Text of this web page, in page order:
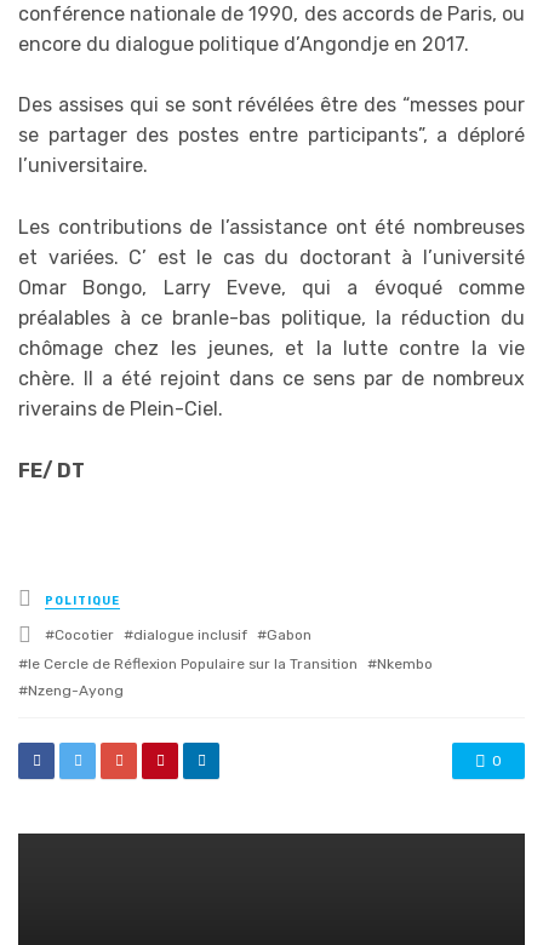
conférence nationale de 1990, des accords de Paris, ou
encore du dialogue politique d’Angondje en 2017.
Des assises qui se sont révélées être des “messes pour
se partager des postes entre participants”, a déploré
l’universitaire.
Les contributions de l’assistance ont été nombreuses
et variées. C’ est le cas du doctorant à l’université
Omar Bongo, Larry Eveve, qui a évoqué comme
préalables à ce branle-bas politique, la réduction du
chômage chez les jeunes, et la lutte contre la vie
chère. Il a été rejoint dans ce sens par de nombreux
riverains de Plein-Ciel.
FE/ DT
Posted
in
POLITIQUE
Tagged
with
Cocotier dialogue inclusif
Gabon
le Cercle de Réflexion Populaire sur la Transition
Nkembo
Nzeng-Ayong
0